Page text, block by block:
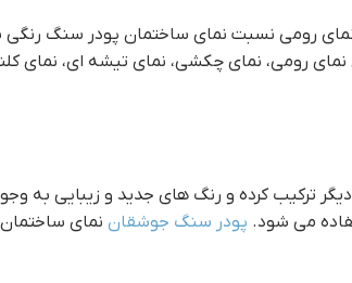
رومی نسبت نماي ساختمان پودر سنگ رنگي
رومی، نمای چکشی، نمای تیشه ای، نمای
ترکیب کرده و رنگ های جدید و زیبایی به
می شود. پودر سنگ جوشقان نماي ساختمان